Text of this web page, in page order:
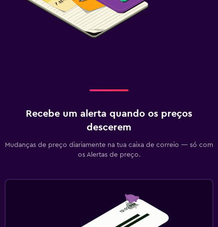
Recebe um alerta quando os preços
descerem
Mudanças de preço diariamente na tua caixa de correio — só com
os Alertas de preço.